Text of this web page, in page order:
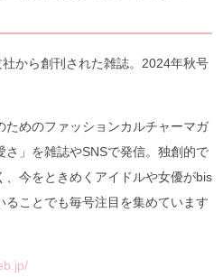
社から創刊された雑誌。2024年秋号
ためのファッションカルチャーマガ
さ」を雑誌やSNSで発信。独創的で
、今をときめくアイドルや女優がbis
ことでも毎号注目を集めています